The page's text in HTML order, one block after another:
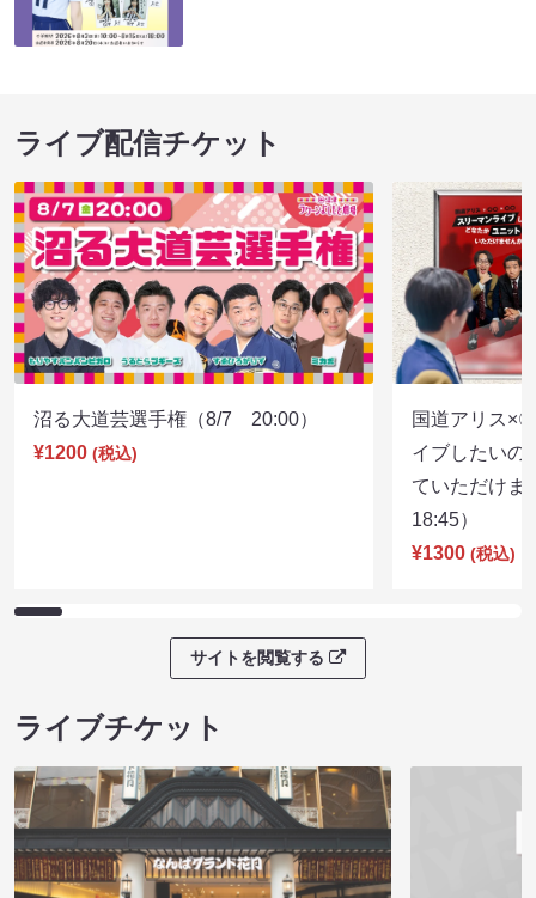
ライブ配信チケット
沼る大道芸選手権（8/7 20:00）
¥1200 (税込)
国道アリス×
イブしたいの
ていただけ
18:45）
¥1300 (税込)
サイトを閲覧する
ライブチケット